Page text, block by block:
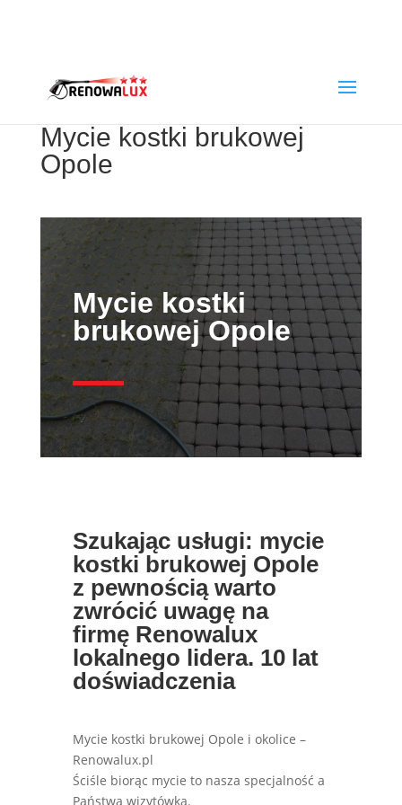
Mycie kostki brukowej
Opole
Mycie kostki
brukowej Opole
Szukając usługi: mycie
kostki brukowej Opole
z pewnością warto
zwrócić uwagę na
firmę Renowalux
lokalnego lidera. 10 lat
doświadczenia
Mycie kostki brukowej Opole i okolice –
Renowalux.pl
Ściśle biorąc mycie to nasza specjalność a
Państwa wizytówka.